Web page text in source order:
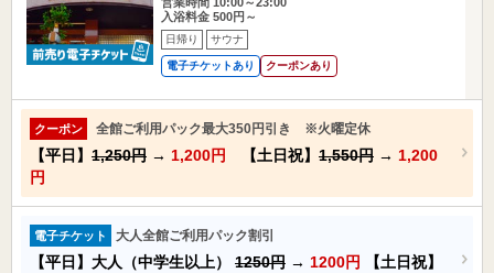
入浴料金 500円～
日帰り サウナ
電子チケットあり クーポンあり
クーポン 全館ご利用パック最大350円引き ※火曜定休
【平日】 1,250円 → 1,200円 【土日祝】 1,550円 → 1,200
円
電子チケット 大人全館ご利用パック割引
【平日】大人（中学生以上） 1250円 → 1200円
【土日祝】